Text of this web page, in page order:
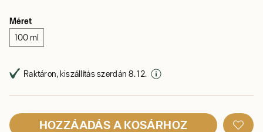
Méret
100 ml
Raktáron, kiszállítás szerdán 8. 12.
HOZZÁADÁS A KOSÁRHOZ